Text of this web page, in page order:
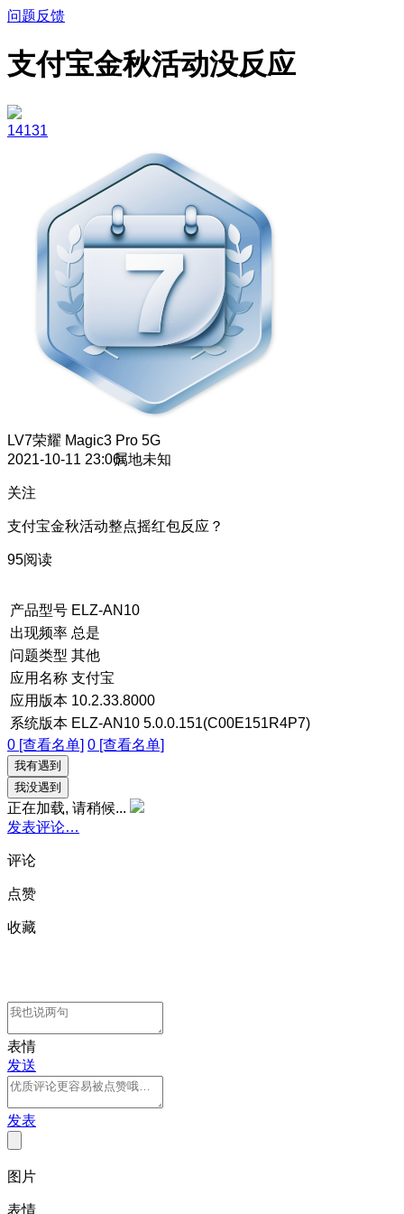
问题反馈
支付宝金秋活动没反应
14131
LV7荣耀 Magic3 Pro 5G
2021-10-11 23:06属地未知
关注
支付宝金秋活动整点摇红包反应？
95阅读
产品型号 ELZ-AN10
出现频率 总是
问题类型 其他
应用名称 支付宝
应用版本 10.2.33.8000
系统版本 ELZ-AN10 5.0.0.151(C00E151R4P7)
0 [查看名单] 0 [查看名单]
我有遇到
我没遇到
正在加载, 请稍候...
发表评论…
评论
点赞
收藏
表情
发送
发表
图片
表情